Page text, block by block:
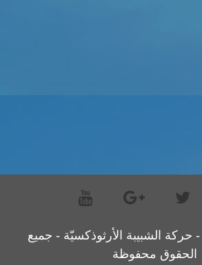
© 2008 - 2019 - حركة الشبيبة الأرثوذكسيّة - جميع
الحقوق محفوظة